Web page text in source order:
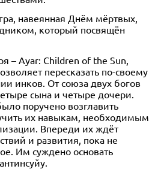
навеянная Днём мёртвых,
который посвящён
– Ayar: Children of the Sun,
пересказать по-своему
инков. От союза двух богов
сына и четыре дочери.
поручено возглавить
их навыкам, необходимым
Впереди их ждёт
и развития, пока не
Им суждено основать